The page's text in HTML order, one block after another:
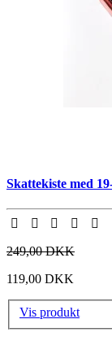
Skattekiste med
249,00 DKK
119,00 DKK
Vis produkt